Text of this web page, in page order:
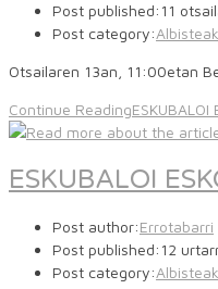
Post published: 11
Post category:Albisteak
Otsailaren 13an, 11:00etan
Continue ReadingESKUBALOI
ESKUBALOI
Post author:Errotabarri
Post published: 12
Post category:Albisteak